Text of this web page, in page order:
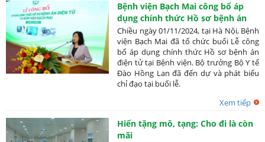
Bệnh viện Bạch Mai công bố áp
dụng chính thức Hồ sơ bệnh án
điện tử
Chiều ngày 01/11/2024, tại Hà Nội, Bệnh
viện Bạch Mai đã tổ chức buổi Lễ công
bố áp dụng chính thức Hồ sơ bệnh án
điện tử tại Bệnh viện. Bộ trưởng Bộ Y tế
Đào Hồng Lan đã đến dự và phát biểu
chỉ đạo tại buổi lễ.
Xem tiếp
Hiến tặng mô, tạng: Cho đi là còn
mãi